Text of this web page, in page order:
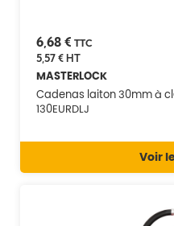
6,68 € TTC
5,57 €HT
MASTERLOCK
Cadenas laiton 30mm à
130EURDLJ
Voir